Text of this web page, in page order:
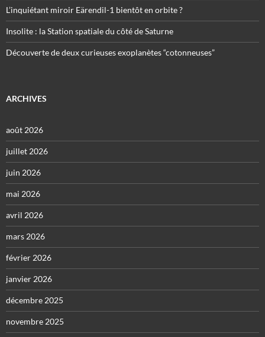
L’inquiétant miroir Eärendil-1 bientôt en orbite ?
Insolite : la Station spatiale du côté de Saturne
Découverte de deux curieuses exoplanètes “cotonneuses”
ARCHIVES
août 2026
juillet 2026
juin 2026
mai 2026
avril 2026
mars 2026
février 2026
janvier 2026
décembre 2025
novembre 2025